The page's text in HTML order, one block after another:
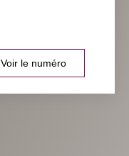
Voir le numéro